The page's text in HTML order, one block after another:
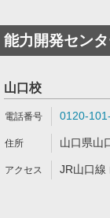
能力開発セン
山口校
0120-
山口県山
JR山口線